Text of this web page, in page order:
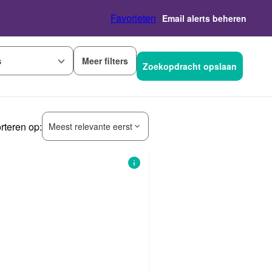
Favorieten Email alerts beheren
Meer filters Zoekopdracht opslaan
op: Meest relevante eerst